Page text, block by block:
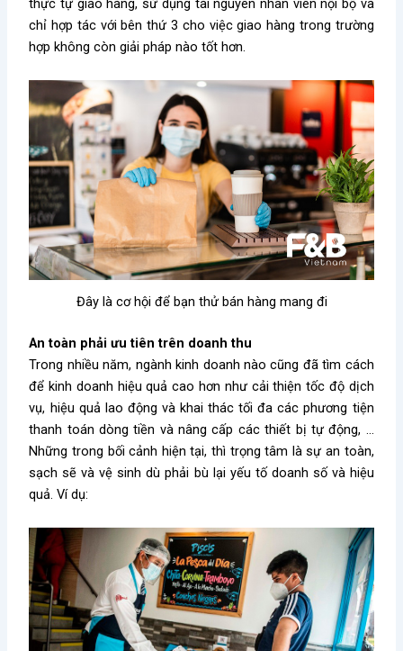
thực tự giao hàng, sử dụng tài nguyên nhân viên nội bộ và
chỉ hợp tác với bên thứ 3 cho việc giao hàng trong trường
hợp không còn giải pháp nào tốt hơn.
Đây là cơ hội để bạn thử bán hàng mang đi
An toàn phải ưu tiên trên doanh thu
Trong nhiều năm, ngành kinh doanh nào cũng đã tìm cách
để kinh doanh hiệu quả cao hơn như cải thiện tốc độ dịch
vụ, hiệu quả lao động và khai thác tối đa các phương tiện
thanh toán dòng tiền và nâng cấp các thiết bị tự động, …
Những trong bối cảnh hiện tại, thì trọng tâm là sự an toàn,
sạch sẽ và vệ sinh dù phải bù lại yếu tố doanh số và hiệu
quả. Ví dụ: